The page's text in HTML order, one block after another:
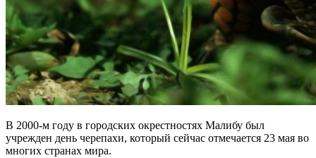
В 2000-м году в городских окрестностях Малибу был
учрежден день черепахи, который сейчас отмечается 23 мая во
многих странах мира.